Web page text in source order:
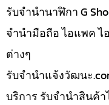
รับจำนำนาฬิกา G
จำนำมือถือ ไอแพค
ต่างๆ
รับจํานําแจ้งวัฒนะ
บริการ รับจำนำสินค้